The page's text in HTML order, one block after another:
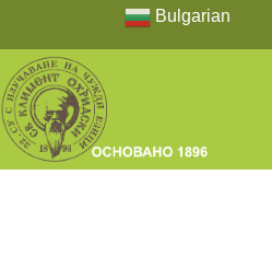
Bulgarian